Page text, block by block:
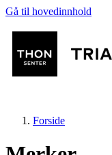
Gå til hovedinnhold
Forside